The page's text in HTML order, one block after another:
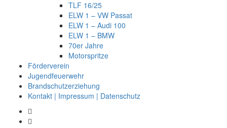
TLF 16/25
ELW 1 – VW Passat
ELW 1 – Audi 100
ELW 1 – BMW
70er Jahre
Motorspritze
Förderverein
Jugendfeuerwehr
Brandschutzerziehung
Kontakt | Impressum | Datenschutz